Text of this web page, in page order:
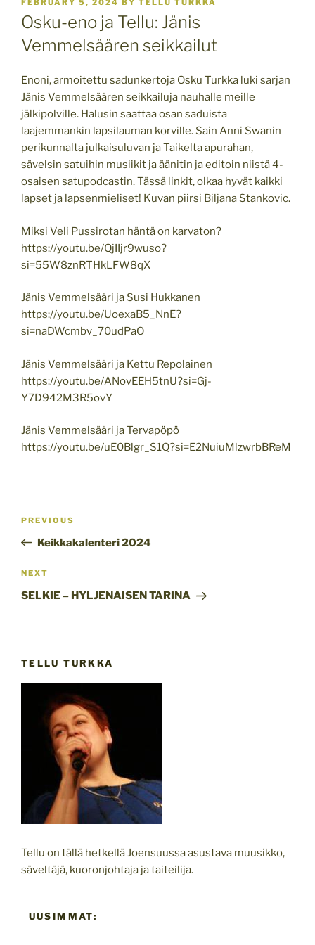
ON
FEBRUARY 5, 2024 BY TELLU TURKKA
Osku-eno ja Tellu: Jänis
Vemmelsäären seikkailut
Enoni, armoitettu sadunkertoja Osku Turkka luki sarjan
Jänis Vemmelsäären seikkailuja nauhalle meille
jälkipolville. Halusin saattaa osan saduista
laajemmankin lapsilauman korville. Sain Anni Swanin
perikunnalta julkaisuluvan ja Taikelta apurahan,
sävelsin satuihin musiikit ja äänitin ja editoin niistä 4-
osaisen satupodcastin. Tässä linkit, olkaa hyvät kaikki
lapset ja lapsenmieliset! Kuvan piirsi Biljana Stankovic.
Miksi Veli Pussirotan häntä on karvaton?
https://youtu.be/QjIIjr9wuso?
si=55W8znRTHkLFW8qX
Jänis Vemmelsääri ja Susi Hukkanen
https://youtu.be/UoexaB5_NnE?
si=naDWcmbv_70udPaO
Jänis Vemmelsääri ja Kettu Repolainen
https://youtu.be/ANovEEH5tnU?si=Gj-
Y7D942M3R5ovY
Jänis Vemmelsääri ja Tervapöpö
https://youtu.be/uE0Blgr_S1Q?si=E2NuiuMlzwrbBReM
Previous
Post
PREVIOUS
Keikkakalenteri 2024
Next
Post
NEXT
SELKIE – HYLJENAISEN TARINA
TELLU TURKKA
Tellu on tällä hetkellä Joensuussa asustava muusikko,
säveltäjä, kuoronjohtaja ja taiteilija.
UUSIMMAT: